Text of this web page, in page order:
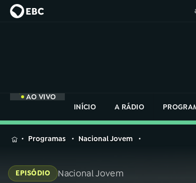
AO VIVO
INÍCIO
A RÁDIO
MENU
na
Rádio
Programas Nacional Jovem
EPISÓDIO Nacional Jovem